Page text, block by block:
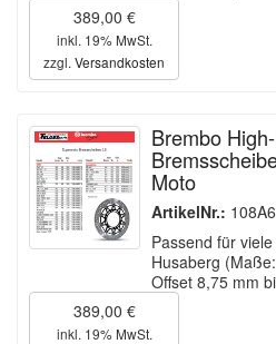
389,00 €
inkl. 19% MwSt.
zzgl. Versandkosten
Brembo
Moto
ArtikelNr.:
Passend für
Husaberg
Offset 8,75 mm
389,00 €
inkl. 19% MwSt.